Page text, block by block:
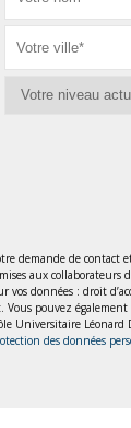
demande de contact
aux
données : droit
pouvez également
Universitaire
des données